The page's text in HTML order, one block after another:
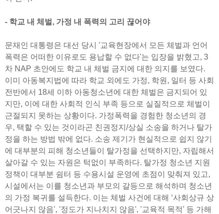
- 학교 내 체벌, 가정 내 폭력의 고리 끊어야
문재인 대통령은 대선 당시 '교육현장에서 모든 체벌과 언어
폭력은 어떠한 이유로도 용납할 수 없다'는 입장을 밝혔고, 3
차 NAP 초안에도 학교 내 체벌 금지에 대한 의지를 보였다.
이미 아동복지법에 따라 학교 외에도 가정, 학원, 일터 등 사회
전반에서 18세 이하 아동청소년에 대한 체벌은 금지되어 있
지만, 이에 대한 사회적 인식 부족 등으로 실질적으로 체벌이
근절되지 못하는 상황이다. 가정폭력을 경험한 청소년의 경
우, 택할 수 있는 것이라곤 친권정지/상실 소송을 하거나 탈가
정을 하는 방법 밖에 없다. 소송 제기가 현실적으로 쉽지 않기
에 대부분의 피해 청소년들이 탈가정을 선택하지만, 자립해서
살아갈 수 있는 자원은 턱없이 부족하다. 탈가정 청소년 지원
정책이 대부분 쉼터 등 수용시설 운영에 초점이 맞춰져 있고,
시설에서는 이를 청소년과 부모의 갈등으로 해석하며 청소년
의 가정 복귀를 설득한다. 이는 체벌 사건에 대해 ‘사회상규 상
어긋나지 않음', '정도가 지나치지 않음', '교육적 목적' 등 가해